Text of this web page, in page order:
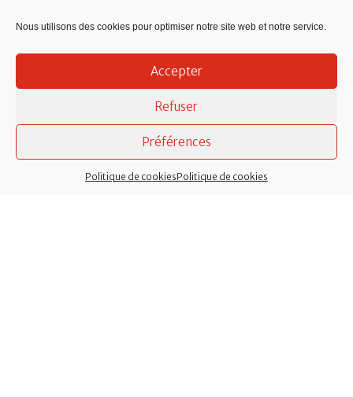
Nous utilisons des cookies pour optimiser notre site web et notre service.
Accepter
Refuser
Préférences
Politique de cookiesPolitique de cookies